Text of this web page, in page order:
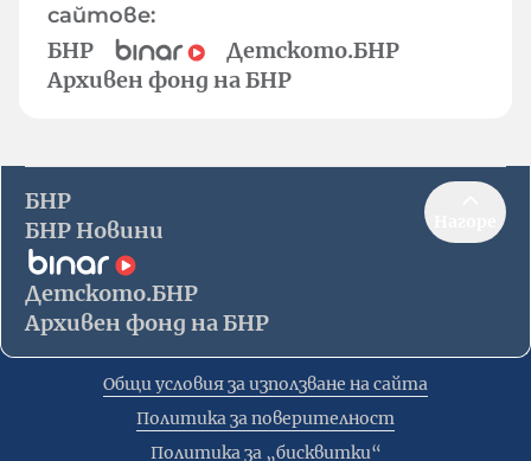
сайтове:
БНР
Детското.БНР
Архивен фонд на БНР
БНР
БНР Новини
Детското.БНР
Архивен фонд на БНР
Общи условия за използване на сайта
Политика за поверителност
Политика за „бисквитки“